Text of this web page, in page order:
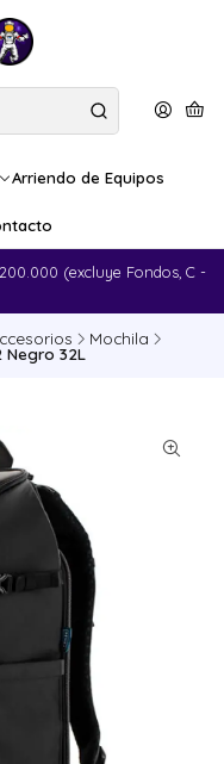
Arriendo de Equipos
(excluye Fondos, C -
Mochila
Negro 32L